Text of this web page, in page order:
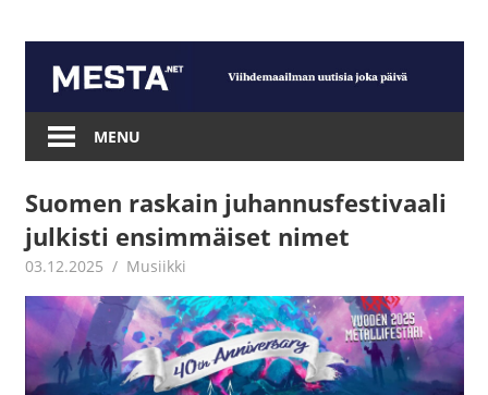
content
Mesta.net
MENU
Suomen raskain juhannusfestivaali
julkisti ensimmäiset nimet
03.12.2025 Juha Kaunisto
Musiikki